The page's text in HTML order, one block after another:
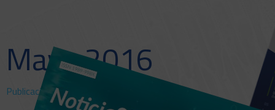
Mayo 2016
Publicaciones >